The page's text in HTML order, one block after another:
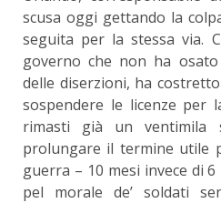
scusa oggi gettando la
seguita per la stessa via.
governo che non ha
delle diserzioni, ha
sospendere le licenze per
rimasti già un ventimila
prolungare il termine utile
guerra – 10 mesi invece di
pel morale de’ soldati